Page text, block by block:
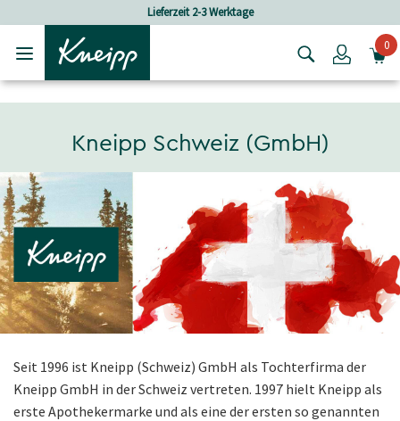
Lieferzeit 2-3 Werktage
Login0
Kneipp Schweiz (GmbH)
Seit 1996 ist Kneipp (Schweiz) GmbH als Tochterfirma der
Kneipp GmbH in der Schweiz vertreten. 1997 hielt Kneipp als
erste Apothekermarke und als eine der ersten so genannten